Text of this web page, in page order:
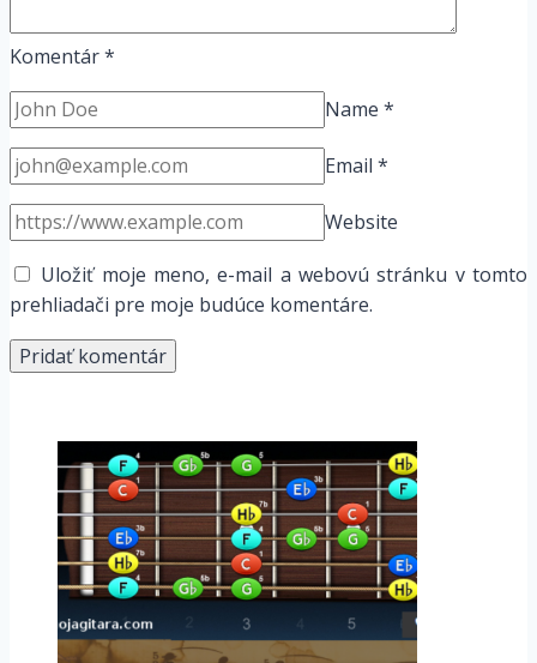
Komentár*
Name *
Email *
Website
Uložiť moje meno, e-mail a webovú stránku v tomto
prehliadači pre moje budúce komentáre.